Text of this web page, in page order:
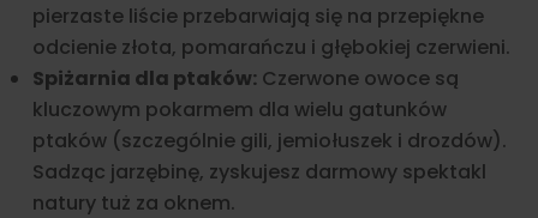
pierzaste liście przebarwiają się na przepiękne
odcienie złota, pomarańczu i głębokiej czerwieni.
Spiżarnia dla ptaków: Czerwone owoce są
kluczowym pokarmem dla wielu gatunków
ptaków (szczególnie gili, jemiołuszek i drozdów).
Sadząc jarzębinę, zyskujesz darmowy spektakl
natury tuż za oknem.